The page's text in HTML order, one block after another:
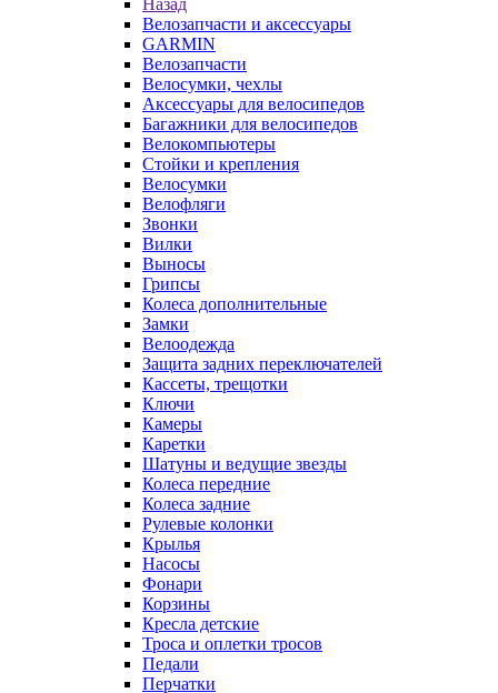
Назад
Велозапчасти и аксессуары
GARMIN
Велозапчасти
Велосумки, чехлы
Аксессуары для велосипедов
Багажники для велосипедов
Велокомпьютеры
Стойки и крепления
Велосумки
Велофляги
Звонки
Вилки
Выносы
Грипсы
Колеса дополнительные
Замки
Велоодежда
Защита задних переключателей
Кассеты, трещотки
Ключи
Камеры
Каретки
Шатуны и ведущие звезды
Колеса передние
Колеса задние
Рулевые колонки
Крылья
Насосы
Фонари
Корзины
Кресла детские
Троса и оплетки тросов
Педали
Перчатки